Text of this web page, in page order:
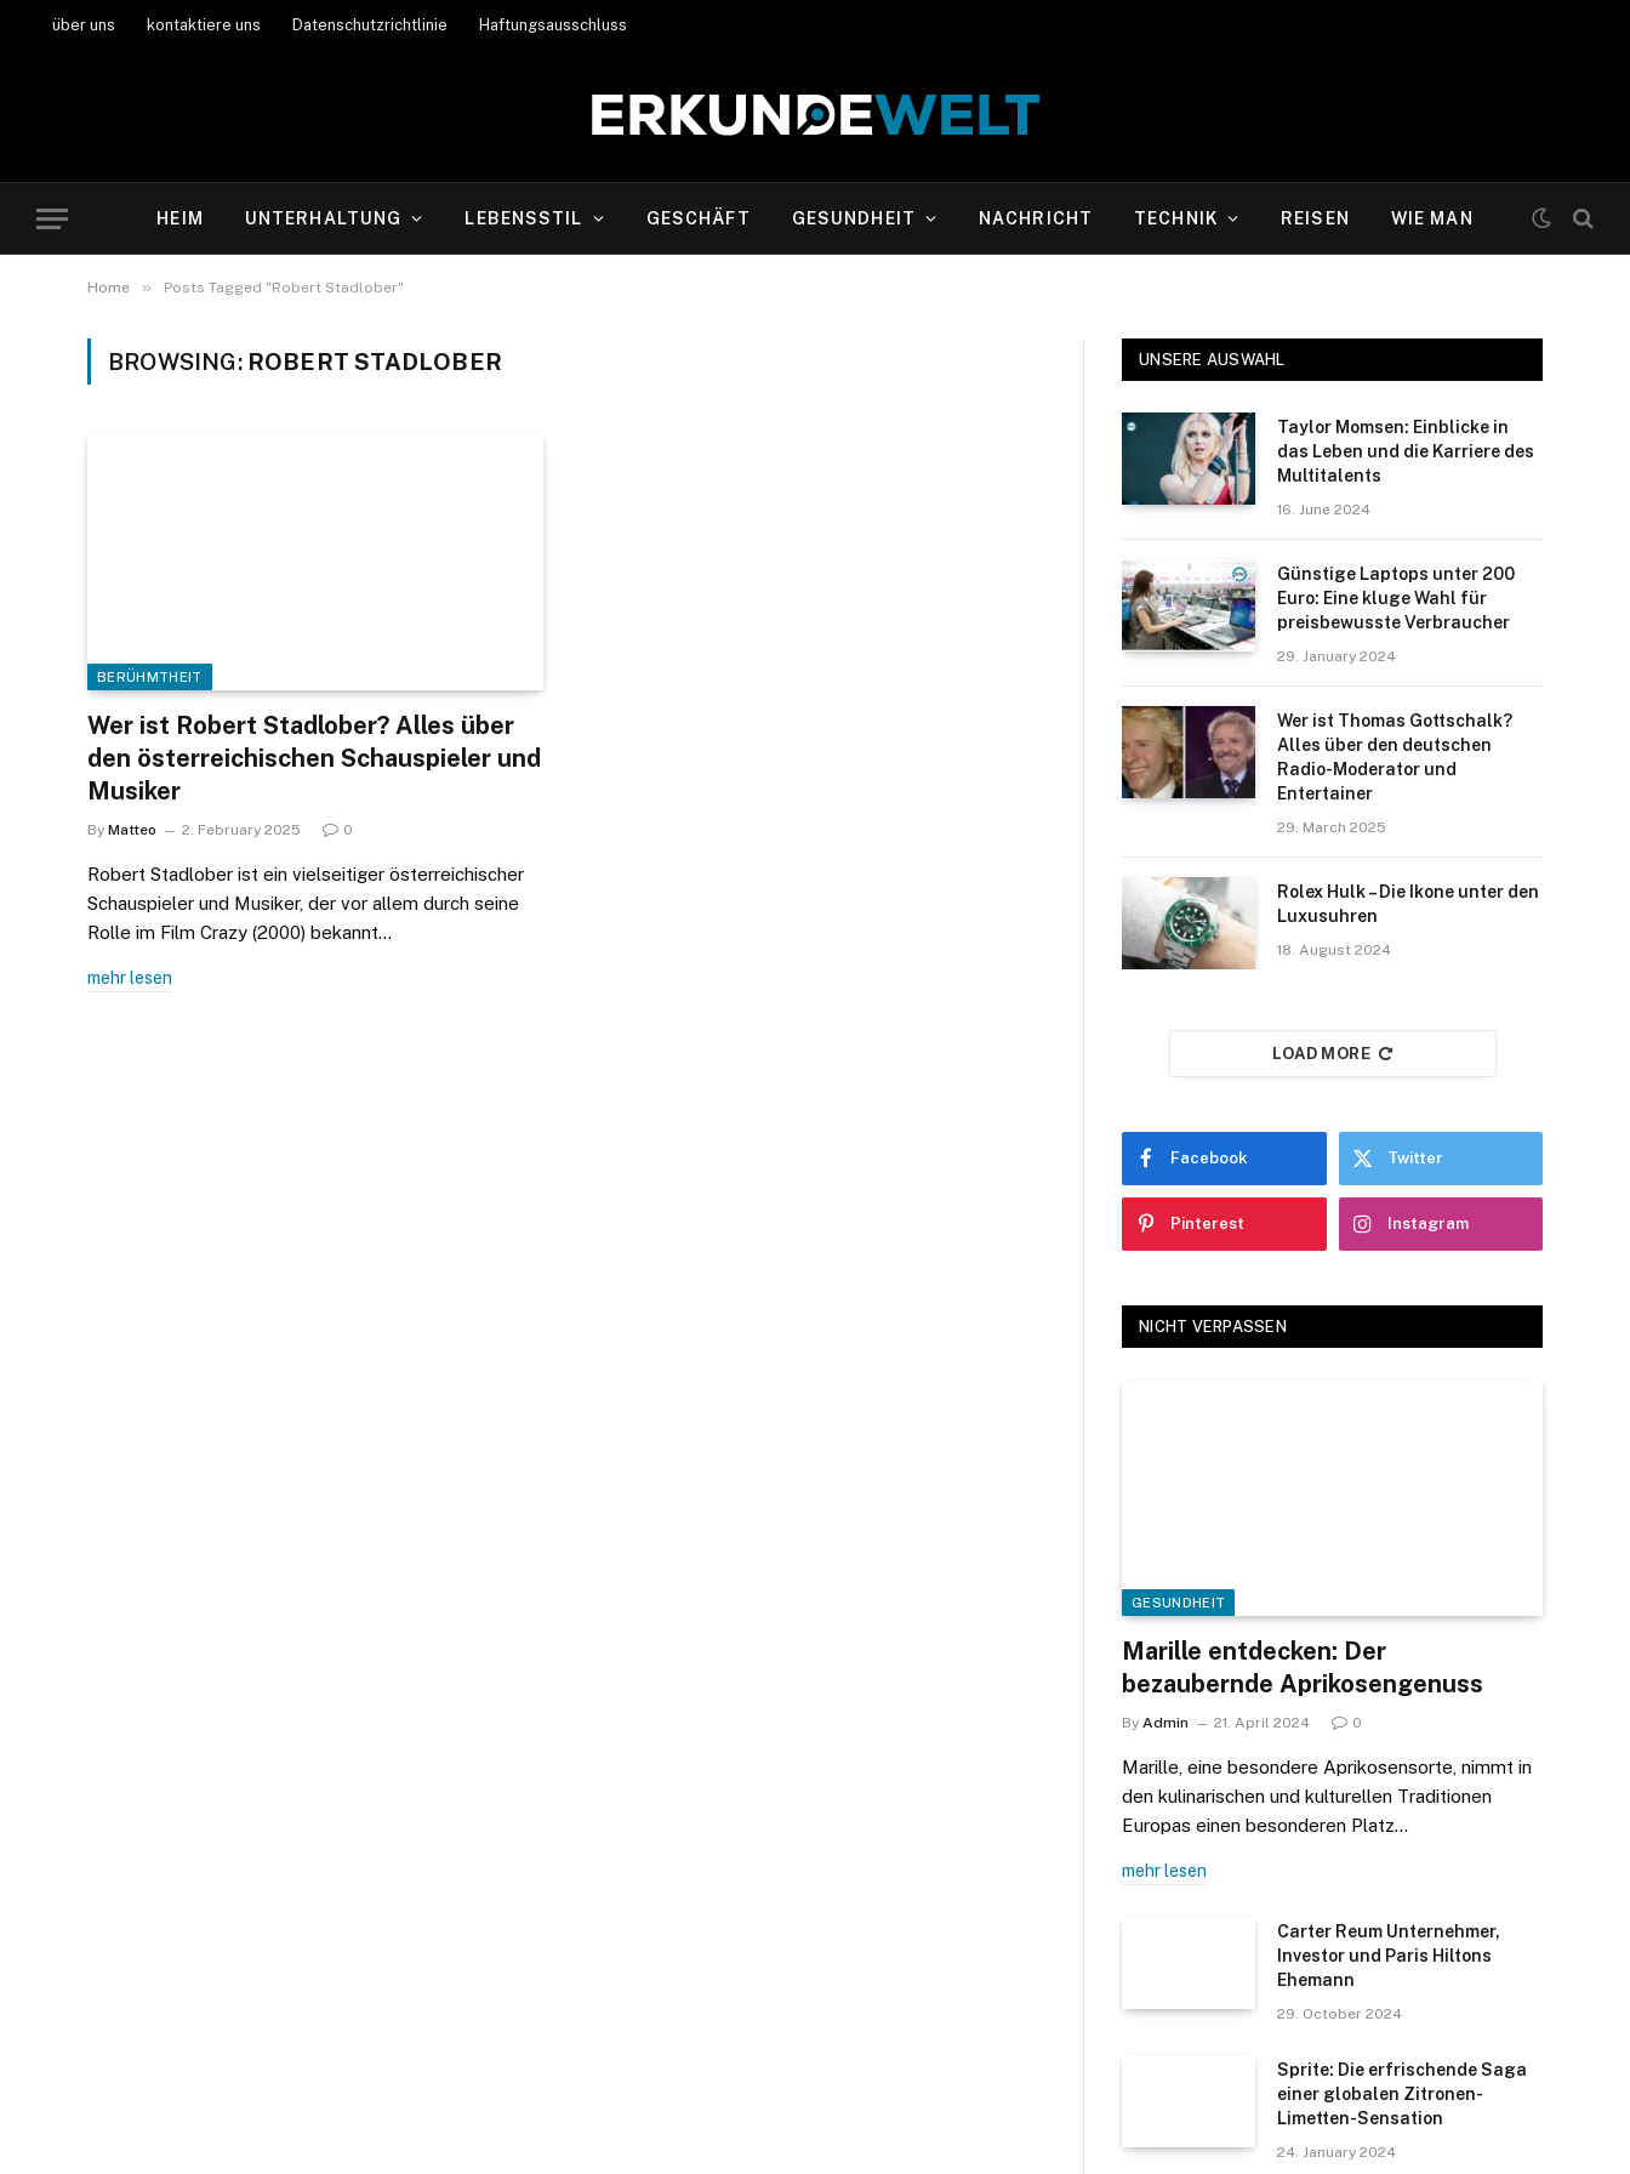
über uns kontaktiere uns Datenschutzrichtlinie Haftungsausschluss
HEIM UNTERHALTUNG LEBENSSTIL GESCHÄFT GESUNDHEIT NACHRICHT TECHNIK REISEN WIE MAN
Home » Posts Tagged "Robert Stadlober"
BROWSING: ROBERT STADLOBER
BERÜHMTHEIT
Wer ist Robert Stadlober? Alles über
den österreichischen Schauspieler und
Musiker
By Matteo 2. February 2025 0
Robert Stadlober ist ein vielseitiger österreichischer
Schauspieler und Musiker, der vor allem durch seine
Rolle im Film Crazy (2000) bekannt…
mehr lesen
UNSERE AUSWAHL
Taylor Momsen: Einblicke in
das Leben und die Karriere des
Multitalents
16. June 2024
Günstige Laptops unter 200
Euro: Eine kluge Wahl für
preisbewusste Verbraucher
29. January 2024
Wer ist Thomas Gottschalk?
Alles über den deutschen
Radio-Moderator und
Entertainer
29. March 2025
Rolex Hulk – Die Ikone unter den
Luxusuhren
18. August 2024
LOAD MORE
Facebook Twitter
Pinterest Instagram
NICHT VERPASSEN
GESUNDHEIT
Marille entdecken: Der
bezaubernde Aprikosengenuss
By Admin 21. April 2024 0
Marille, eine besondere Aprikosensorte, nimmt in
den kulinarischen und kulturellen Traditionen
Europas einen besonderen Platz…
mehr lesen
Carter Reum Unternehmer,
Investor und Paris Hiltons
Ehemann
29. October 2024
Sprite: Die erfrischende Saga
einer globalen Zitronen-
Limetten-Sensation
24. January 2024